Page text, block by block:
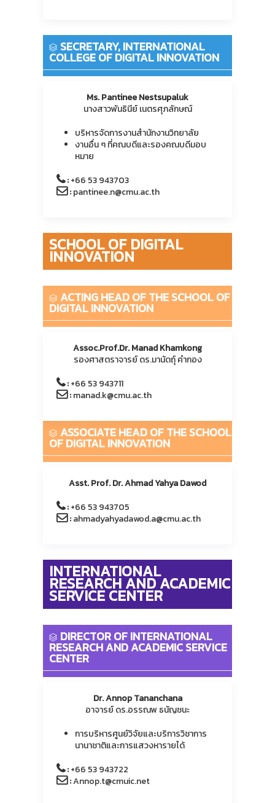
SECRETARY, INTERNATIONAL
COLLEGE OF DIGITAL INNOVATION
Ms. Pantinee Nestsupaluk
นางสาวพันธินีย์ เนตรศุภลักษณ์
บริหารจัดการงานสำนักงานวิทยาลัย
งานอื่น ๆ ที่คณบดีและรองคณบดีมอบ
หมาย
:+66 53 943703
:pantinee.n@cmu.ac.th
SCHOOL OF DIGITAL
INNOVATION
ACTING HEAD OF THE SCHOOL OF
DIGITAL INNOVATION
Assoc.Prof.Dr. Manad Khamkong
รองศาสตราจารย์ ดร.มานัดถุ์ คำกอง
:+66 53 943711
:manad.k@cmu.ac.th
ASSOCIATE HEAD OF THE SCHOOL
OF DIGITAL INNOVATION
Asst. Prof. Dr. Ahmad Yahya Dawod
:+66 53 943705
:ahmadyahyadawod.a@cmu.ac.th
INTERNATIONAL
RESEARCH AND ACADEMIC
SERVICE CENTER
DIRECTOR OF INTERNATIONAL
RESEARCH AND ACADEMIC SERVICE
CENTER
Dr. Annop Tananchana
อาจารย์ ดร.อรรณพ ธนัญชนะ
การบริหารศูนย์วิจัยและบริการวิชาการ
นานาชาติและการแสวงหารายได้
:+66 53 943722
:Annop.t@cmuic.net